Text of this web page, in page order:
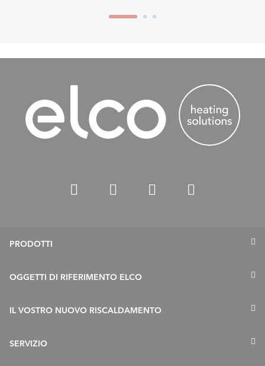
PRODOTTI
Caldaie a gasolio
OGGETTI DI RIFERIMENTO ELCO
IL VOSTRO NUOVO RISCALDAMENTO
SERVIZIO